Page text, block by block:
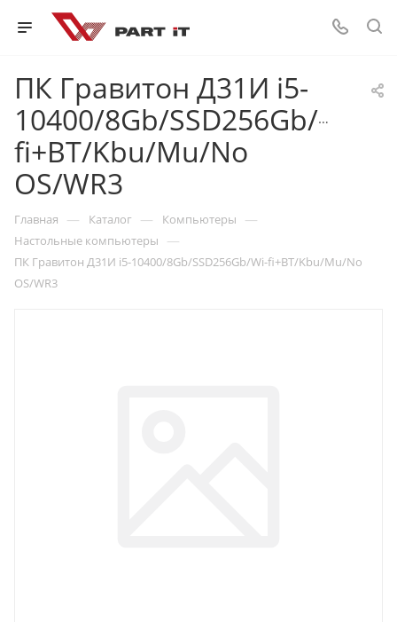
ПК Гравитон Д31И i5-
10400/8Gb/SSD256Gb/Wi-
fi+BT/Kbu/Mu/No
OS/WR3
Главная — Каталог — Компьютеры —
Настольные компьютеры —
ПК Гравитон Д31И i5-10400/8Gb/SSD256Gb/Wi-fi+BT/Kbu/Mu/No
OS/WR3